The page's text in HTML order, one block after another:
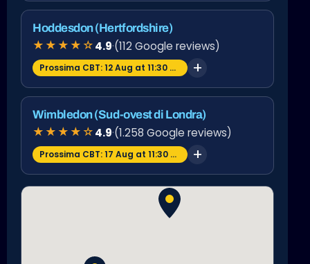
Hoddesdon (Hertfordshire)
★★★★☆4.9·(112 Google reviews)
Prossima CBT: 12 Aug at 11:30 am
Wimbledon (Sud-ovest di Londra)
★★★★☆4.9·(1.258 Google reviews)
Prossima CBT: 17 Aug at 11:30 am